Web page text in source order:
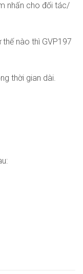
nhấn cho đối tác/
nào thì GVP197
thời gian dài.